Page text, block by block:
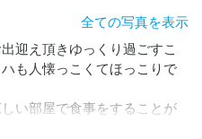
全ての写真を表示
迎え頂きゆっくり過ごすこ
も人懐っこくてほっこりで
い部屋で食事をすることが
す。また高知に行ったとき